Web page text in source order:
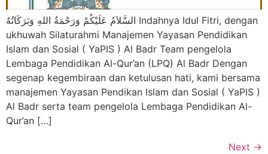
السَّلاَمُ عَلَيْكُمْ وَرَحْمَةُ اللهِ وَبَرَكَاتُهُ Indahnya Idul Fitri, dengan
ukhuwah Silaturahmi Manajemen Yayasan Pendidikan
Islam dan Sosial ( YaPIS ) Al Badr Team pengelola
Lembaga Pendidikan Al-Qur’an (LPQ) Al Badr Dengan
segenap kegembiraan dan ketulusan hati, kami bersama
manajemen Yayasan Pendikan Islam dan Sosial ( YaPIS )
Al Badr serta team pengelola Lembaga Pendidikan Al-
Qur’an […]
Next →